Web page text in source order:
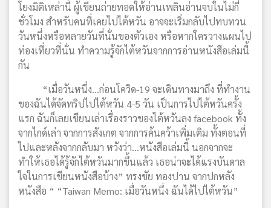
โยงมิติเหล่านี้ ผู้เขียนถ่ายทอดให้อ่านเพลินอ่านจบในไม่กี่
ชั่วโมง สำหรับคนที่เคยไปไต้หวัน อาจจะเริ่มกลับไปทบทวน
วันหนึ่งหรือหลายวันที่นั่นของตัวเอง หรือหากใครวางแผนไป
ท่องเที่ยวที่นั่น ทำความรู้จักไต้หวันจากการอ่านหนังสือเล่มนี้
กัน
“เมื่อวันหนึ่ง...ก่อนโควิด-19 จะเดินทางมาถึง ที่ทำงาน
ของฉันได้จัดทริปไปไต้หวัน 4-5 วัน เป็นการไปไต้หวันครั้ง
แรก ฉันก็เลยเขียนเล่าเรื่องราวของไต้หวันลง facebook ทั้ง
จากไกด์เล่า จากการสังเกต จากการค้นคว้าเพิ่มเติม ทั้งตอนที่
ไปและหลังจากกลับมา หวังว่า...หนังสือเล่มนี้ นอกจากจะ
ทำให้เธอได้รู้จักไต้หวันมากขึ้นแล้ว เธอน่าจะได้แรงบันดาล
ใจในการเขียนหนังสือบ้าง” ทรงชัย ทองปาน จากปกหลัง
หนังสือ “ “Taiwan Memo: เมื่อวันหนึ่ง ฉันได้ไปไต้หวัน”